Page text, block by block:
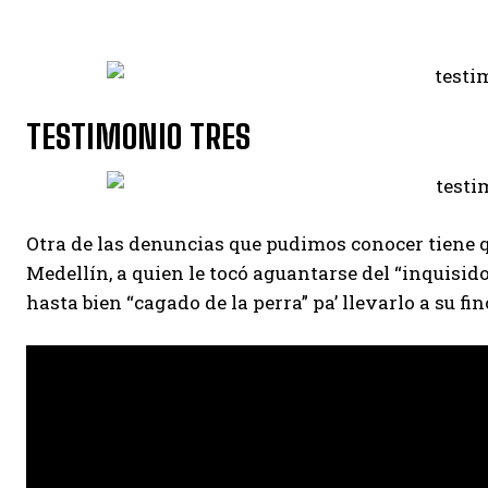
TESTIMONIO TRES
Otra de las denuncias que pudimos conocer
Medellín, a quien le tocó aguantarse del
hasta bien “cagado de la perra” pa’ llevarlo a su